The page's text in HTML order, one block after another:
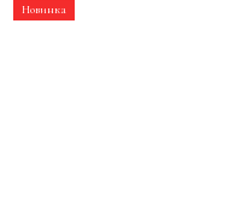
Новинка